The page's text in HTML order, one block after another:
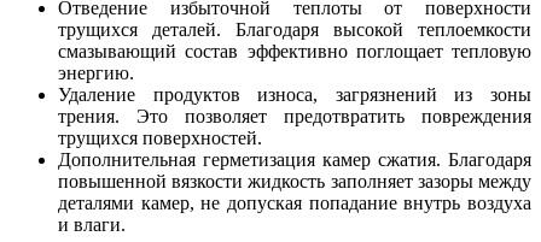
Отведение избыточной теплоты от поверхности
трущихся деталей. Благодаря высокой теплоемкости
смазывающий состав эффективно поглощает тепловую
энергию.
Удаление продуктов износа, загрязнений из зоны
трения. Это позволяет предотвратить повреждения
трущихся поверхностей.
Дополнительная герметизация камер сжатия. Благодаря
повышенной вязкости жидкость заполняет зазоры между
деталями камер, не допуская попадание внутрь воздуха
и влаги.